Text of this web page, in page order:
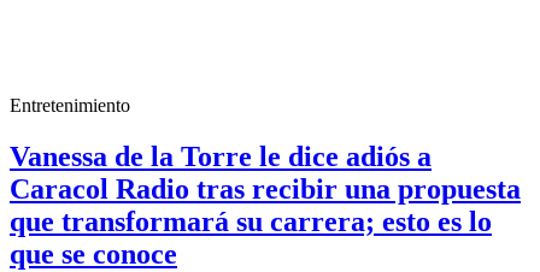
Entretenimiento
Vanessa de la Torre le dice adiós a
Caracol Radio tras recibir una propuesta
que transformará su carrera; esto es lo
que se conoce